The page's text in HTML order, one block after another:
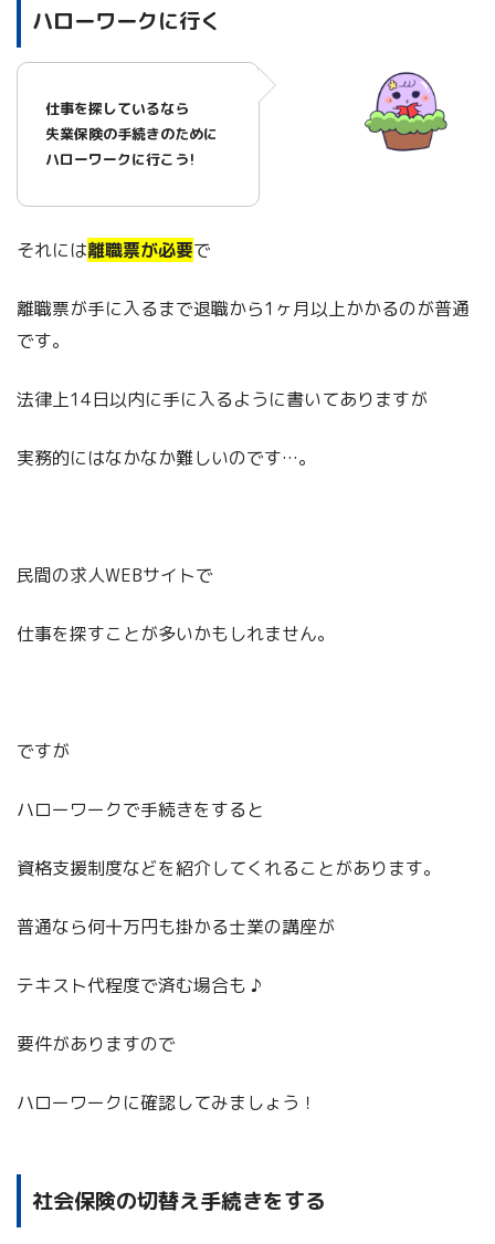
ハローワークに行く
仕事を探しているなら
失業保険の手続きのために
ハローワークに行こう!
それには離職票が必要で
離職票が手に入るまで退職から1ヶ月以上かかるのが普通
です。
法律上14日以内に手に入るように書いてありますが
実務的にはなかなか難しいのです…。
民間の求人WEBサイトで
仕事を探すことが多いかもしれません。
ですが
ハローワークで手続きをすると
資格支援制度などを紹介してくれることがあります。
普通なら何十万円も掛かる士業の講座が
テキスト代程度で済む場合も ♪
要件がありますので
ハローワークに確認してみましょう！
社会保険の切替え手続きをする